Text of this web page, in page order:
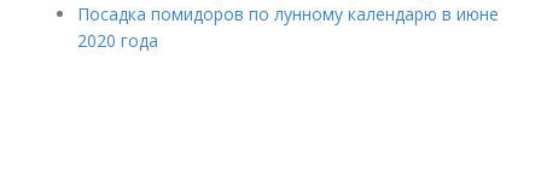
Посадка помидоров по лунному календарю в июне
2020 года